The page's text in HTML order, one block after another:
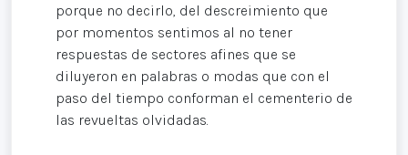
porque no decirlo, del descreimiento que
por momentos sentimos al no tener
respuestas de sectores afines que se
diluyeron en palabras o modas que con el
paso del tiempo conforman el cementerio de
las revueltas olvidadas.